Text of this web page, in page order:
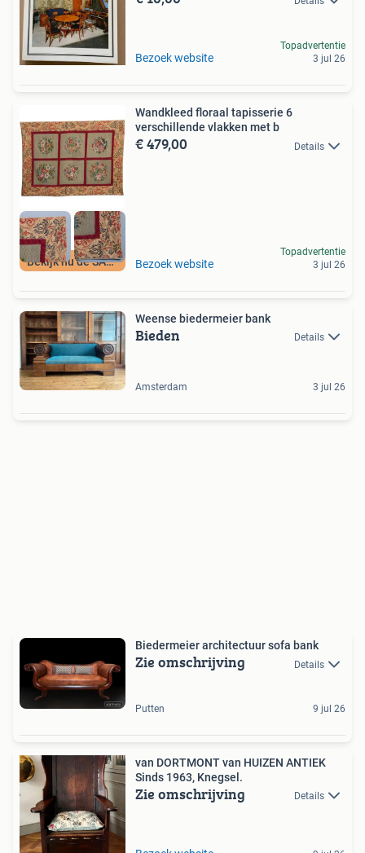
Bezoek website
Topadvertentie
3 jul 26
Bekijk nu de SALE
Wandkleed floraal tapisserie 6
verschillende vlakken met b
€ 479,00 Details
Bezoek website
Topadvertentie
3 jul 26
Weense biedermeier bank
Bieden Details
Amsterdam 3 jul 26
Biedermeier architectuur sofa bank
Zie omschrijving Details
Putten 9 jul 26
van DORTMONT van HUIZEN ANTIEK
Sinds 1963, Knegsel.
Zie omschrijving Details